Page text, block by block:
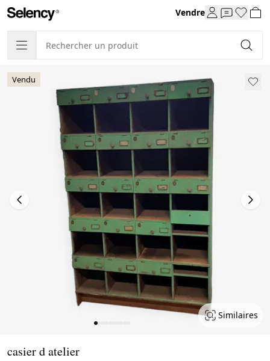
Vendre
Vendu
Similaires
casier d atelier